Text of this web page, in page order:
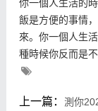
你一個人生活的
飯是方便的事情
來。你一個人生
種時候你反而是不
上一篇： 測你